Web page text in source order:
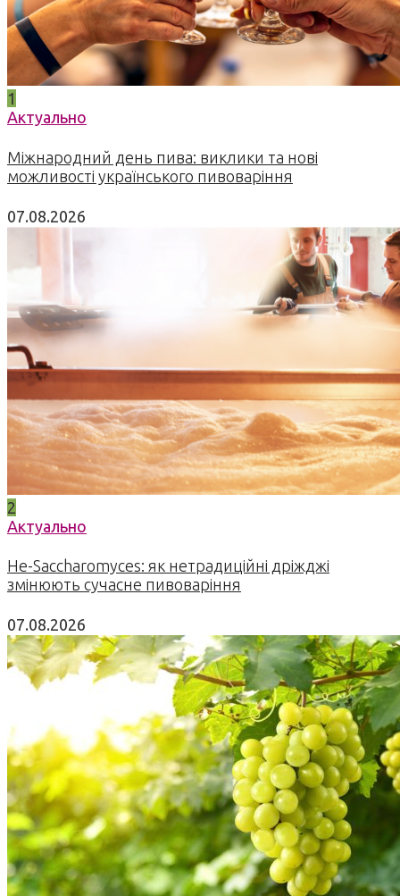
1
Актуально
Міжнародний день пива: виклики та нові
можливості українського пивоваріння
07.08.2026
2
Актуально
Не-Saccharomyces: як нетрадиційні дріжджі
змінюють сучасне пивоваріння
07.08.2026